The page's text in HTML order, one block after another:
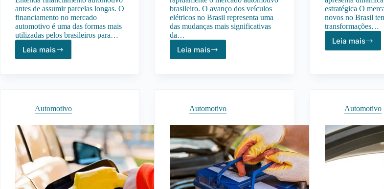
antes de assumir parcelas longas. O
financiamento no mercado
automotivo é uma das formas mais
utilizadas pelos brasileiros para…
Leia mais
Como
Automotivo:
Completo
para
Entender
Juros,
Parcelas
e
Aprovação
brasileiro. O avanço dos veículos
elétricos no Brasil representa uma
das mudanças mais significativas
da…
Leia maisVeículos
Mercado
e
Perspectivas
Futuras
estratégica O
novos no Brasil
transformações…
Leia mais
Como
no
Análise
e
Automotivo Automotivo Automotivo